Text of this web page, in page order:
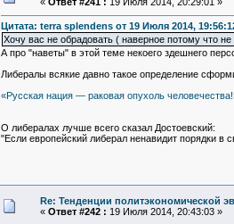
Цитата: terra splendens от 19 Июля 2014,
Хочу вас не обрадовать ( наверное потому что
А про "наветы" в этой теме некоего здешнего
Либералы всякие давно такое определение
«Русская нация — раковая опухоль
О либералах лучше всего сказал Достоевский:
"Если европейский либерал ненавидит порядки в
Re: Тенденции политэкономической
« Ответ #242 : 19 Июля 2014, 20:43:03 »